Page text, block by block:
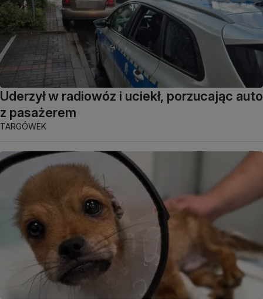
Uderzył w radiowóz i uciekł, porzucając auto
z pasażerem
TARGÓWEK